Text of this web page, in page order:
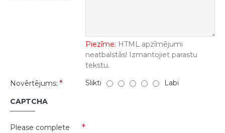
Piezīme: HTML apzīmējumi
neatbalstās! Izmantojiet parastu
tekstu.
Novērtējums:
Slikti Labi
CAPTCHA
Please complete